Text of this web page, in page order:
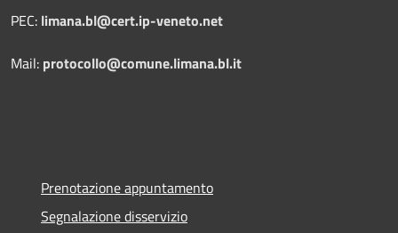
PEC: limana.bl@cert.ip-veneto.net
Mail: protocollo@comune.limana.bl.it
Prenotazione appuntamento
Segnalazione disservizio